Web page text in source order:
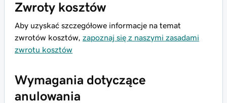
Zwroty kosztów
Aby uzyskać szczegółowe informacje na temat
zwrotów kosztów, zapoznaj się z naszymi zasadami
zwrotu kosztów
Wymagania dotyczące
anulowania